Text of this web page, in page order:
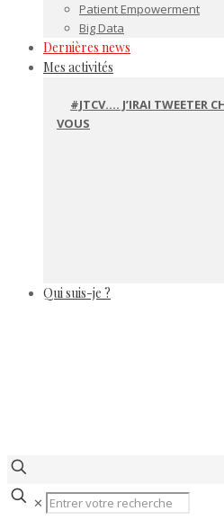
Patient Empowerment
Big Data
Dernières news
Mes activités
#JTCV…. J’IRAI TWEETER
VOUS
Qui suis-je ?
✕